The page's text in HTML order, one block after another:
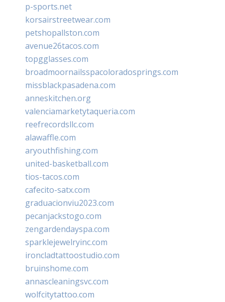
p-sports.net
korsairstreetwear.com
petshopallston.com
avenue26tacos.com
topgglasses.com
broadmoornailsspacoloradosprings.com
missblackpasadena.com
anneskitchen.org
valenciamarketytaqueria.com
reefrecordsllc.com
alawaffle.com
aryouthfishing.com
united-basketball.com
tios-tacos.com
cafecito-satx.com
graduacionviu2023.com
pecanjackstogo.com
zengardendayspa.com
sparklejewelryinc.com
ironcladtattoostudio.com
bruinshome.com
annascleaningsvc.com
wolfcitytattoo.com